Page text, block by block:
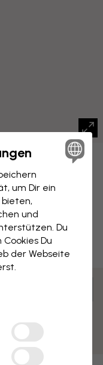
um Dir ein
und
Du
Du
der Webseite